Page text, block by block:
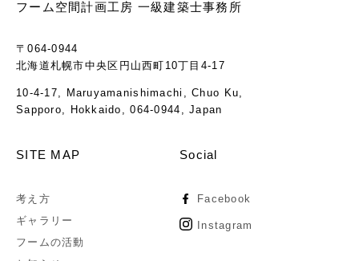
フーム空間計画工房 一級建築士事務所
〒064-0944
北海道札幌市中央区円山西町10丁目4-17
10-4-17, Maruyamanishimachi, Chuo Ku,
Sapporo, Hokkaido, 064-0944, Japan
SITE MAP
考え方
ギャラリー
フームの活動
Social
Facebook
Instagram